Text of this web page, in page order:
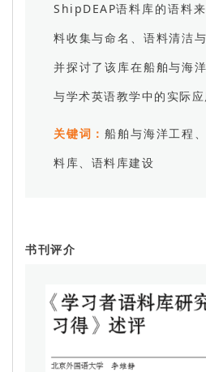
ShipDEAP语料库的语料
料收集与命名、语料清洁
并探讨了该库在船舶与海
与学术英语教学中的实际应
关键词：船舶与海洋工程
料库、语料库建设
书刊评介